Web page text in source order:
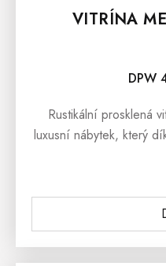
VITRÍNA
DPW
Rustikální prosklená
luxusní nábytek, který